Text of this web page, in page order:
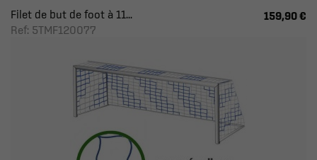
Filet de but de foot à 11...
Ref: 5TMF120077
159,90 €